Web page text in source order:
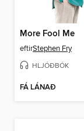
More Fool Me
eftirStephen Fry
HLJÓÐBÓK
FÁ LÁNAÐ